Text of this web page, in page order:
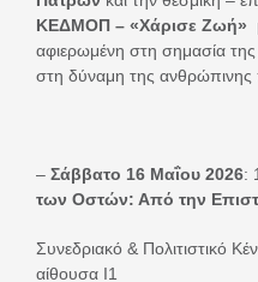
ΚΕΔΜΟΠ – «Χάρισε Ζωή»
αφιερωμένη στη σημασία
στη δύναμη της
– Σάββατο 16 Μαΐου 2026:
των Οστών: Από την
Συνεδριακό & Πολιτιστικό
αίθουσα Ι1